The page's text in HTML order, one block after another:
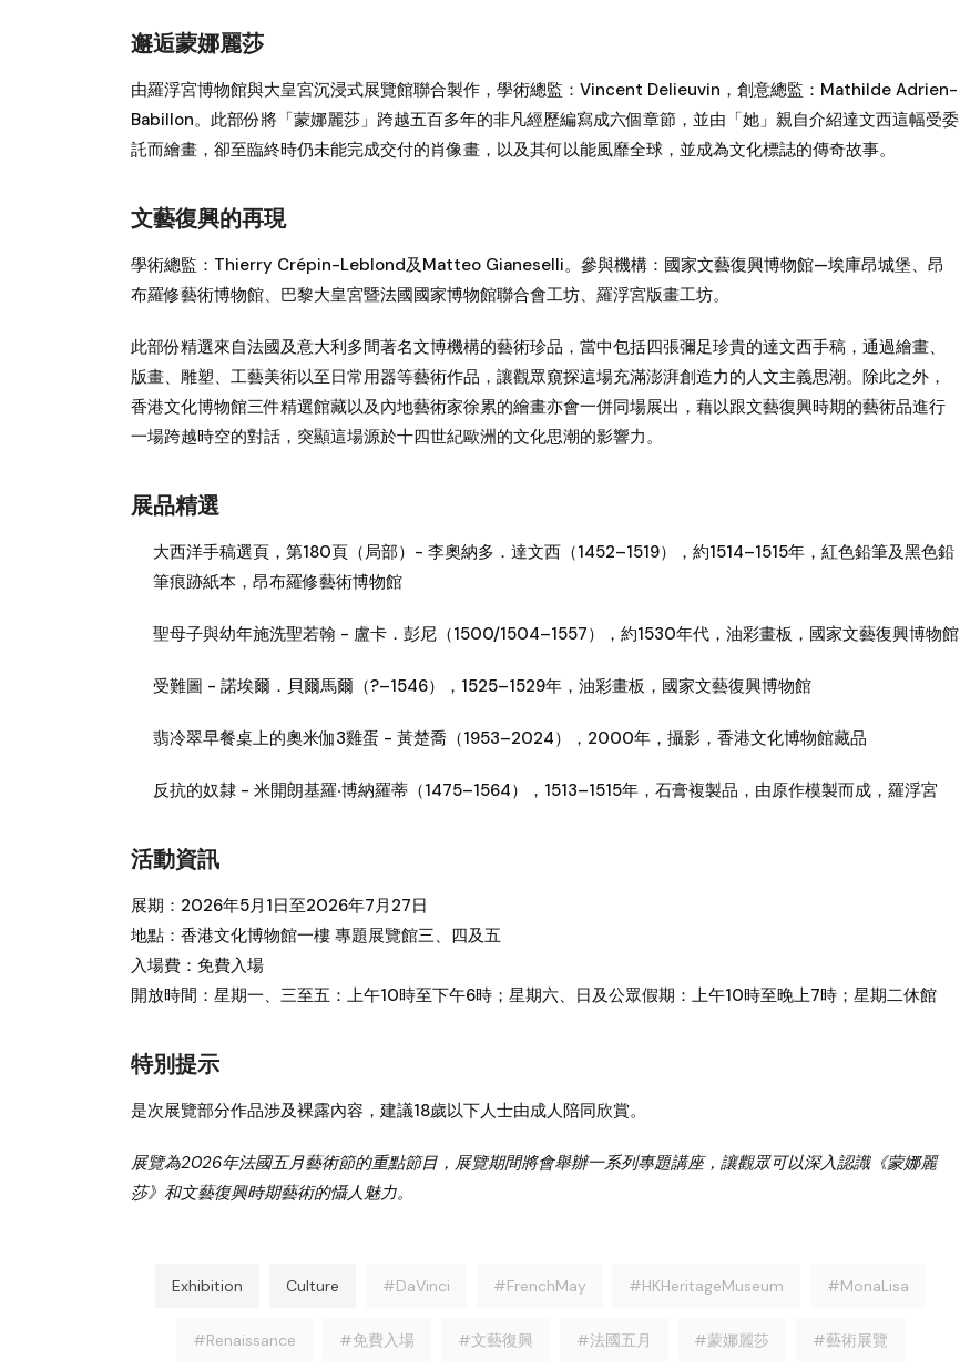
邂逅蒙娜麗莎
由羅浮宮博物館與大皇宮沉浸式展覽館聯合製作，學術總監：Vincent Delieuvin，創意總監：Mathilde Adrien-
Babillon。此部份將「蒙娜麗莎」跨越五百多年的非凡經歷編寫成六個章節，並由「她」親自介紹達文西這幅受委
託而繪畫，卻至臨終時仍未能完成交付的肖像畫，以及其何以能風靡全球，並成為文化標誌的傳奇故事。
文藝復興的再現
學術總監：Thierry Crépin-Leblond及Matteo Gianeselli。參與機構：國家文藝復興博物館—埃庫昂城堡、昂
布羅修藝術博物館、巴黎大皇宮暨法國國家博物館聯合會工坊、羅浮宮版畫工坊。
此部份精選來自法國及意大利多間著名文博機構的藝術珍品，當中包括四張彌足珍貴的達文西手稿，通過繪畫、
版畫、雕塑、工藝美術以至日常用器等藝術作品，讓觀眾窺探這場充滿澎湃創造力的人文主義思潮。除此之外，
香港文化博物館三件精選館藏以及內地藝術家徐累的繪畫亦會一併同場展出，藉以跟文藝復興時期的藝術品進行
一場跨越時空的對話，突顯這場源於十四世紀歐洲的文化思潮的影響力。
展品精選
大西洋手稿選頁，第180頁（局部）- 李奧納多．達文西（1452–1519），約1514–1515年，紅色鉛筆及黑色鉛
筆痕跡紙本，昂布羅修藝術博物館
聖母子與幼年施洗聖若翰 - 盧卡．彭尼（1500/1504–1557），約1530年代，油彩畫板，國家文藝復興博物館
受難圖 - 諾埃爾．貝爾馬爾（?–1546），1525–1529年，油彩畫板，國家文藝復興博物館
翡冷翠早餐桌上的奧米伽3雞蛋 - 黃楚喬（1953–2024），2000年，攝影，香港文化博物館藏品
反抗的奴隸 - 米開朗基羅‧博納羅蒂（1475–1564），1513–1515年，石膏複製品，由原作模製而成，羅浮宮
活動資訊
展期： 2026年5月1日至2026年7月27日
地點： 香港文化博物館一樓 專題展覽館三、四及五
入場費： 免費入場
開放時間： 星期一、三至五：上午10時至下午6時；星期六、日及公眾假期：上午10時至晚上7時；星期二休館
特別提示
是次展覽部分作品涉及裸露內容，建議18歲以下人士由成人陪同欣賞。
展覽為2026年法國五月藝術節的重點節目，展覽期間將會舉辦一系列專題講座，讓觀眾可以深入認識《蒙娜麗
莎》和文藝復興時期藝術的懾人魅力。
Exhibition Culture #DaVinci #FrenchMay #HKHeritageMuseum #MonaLisa
#Renaissance #免費入場 #文藝復興 #法國五月 #蒙娜麗莎 #藝術展覽